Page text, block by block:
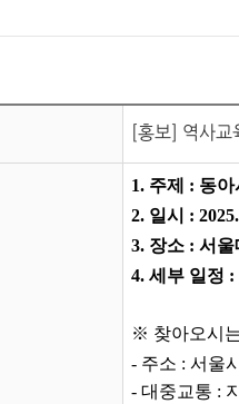
[홍보] 역사
1. 주제 : 동
2. 일시 :
3. 장소 : 서울
4. 세부 일정
※ 찾아오시
- 주소 : 서울
- 대중교통 :